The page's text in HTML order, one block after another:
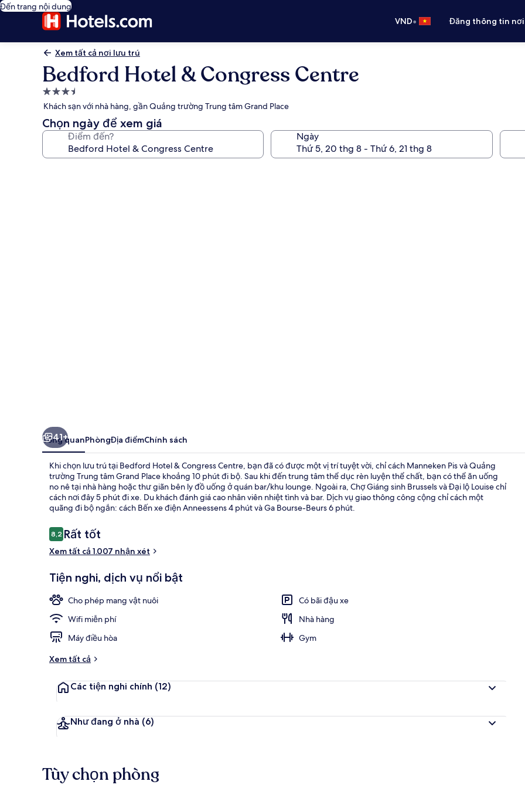
Đến trang nội dung
VND• Đăng thông tin
Xem tất cả nơi lưu trú
Bedford Hotel & Congress Centre
Nơi
lưu
trú
3.5
Khách sạn với nhà hàng, gần Quảng trường Trung tâm Grand Place
Chọn ngày để xem giá
Điểm đến? Ngày
Phòng đôi
41+
Tổng quanPhòngĐịa điểmChính sách
Khi chọn lưu trú tại Bedford Hotel & Congress Centre, bạn đã có được một vị trí tuyệt vời, chỉ cách Manneken Pis và Quảng
trường Trung tâm Grand Place khoảng 10 phút đi bộ. Sau khi đến trung tâm thể dục rèn luyện thể chất, bạn có thể ăn uống
no nê tại nhà hàng hoặc thư giãn bên ly đồ uống ở quán bar/khu lounge. Ngoài ra, Chợ Giáng sinh Brussels và Đại lộ Louise chỉ
cách nơi đây 5 phút đi xe. Du khách đánh giá cao nhân viên nhiệt tình và bar. Dịch vụ giao thông công cộng chỉ cách một
quãng đi bộ ngắn: cách Bến xe điện Anneessens 4 phút và Ga Bourse-Beurs 6 phút.
Nhận
xét
8,28,2 trên 10,
Rất tốt
Xem tất cả 1.007 nhận xét
Tiện nghi, dịch vụ nổi bật
Cho phép mang vật nuôi
Có bãi đậu xe
Wifi miễn phí
Nhà hàng
Máy điều hòa
Gym
Xem tất cả
Các tiện nghi chính (12)
Như đang ở nhà (6)
Tùy chọn phòng